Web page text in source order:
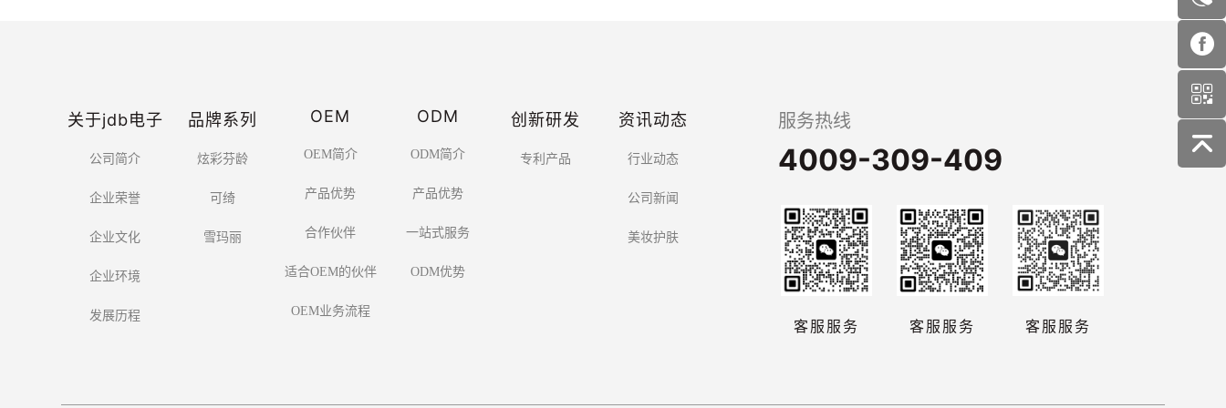
关于jdb电子
公司简介
企业荣誉
企业文化
企业环境
发展历程
品牌系列
炫彩芬龄
可绮
雪玛丽
OEM
OEM简介
产品优势
合作伙伴
适合OEM的伙伴
OEM业务流程
ODM
ODM简介
产品优势
一站式服务
ODM优势
创新研发
专利产品
资讯动态
行业动态
公司新闻
美妆护肤
服务热线
4009-309-409
客服服务 客服服务 客服服务